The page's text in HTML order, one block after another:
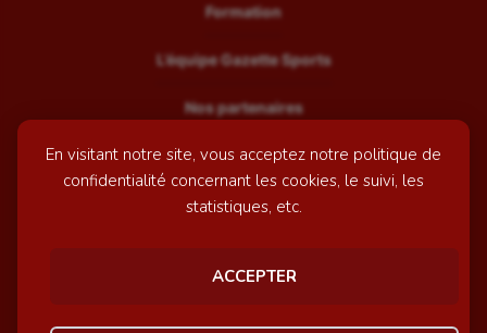
En visitant notre site, vous acceptez notre politique de
confidentialité concernant les cookies, le suivi, les
statistiques, etc.
ACCEPTER
Formation
L’équipe Gazette Sports
Nos partenaires
Recrutement
Mentions légales